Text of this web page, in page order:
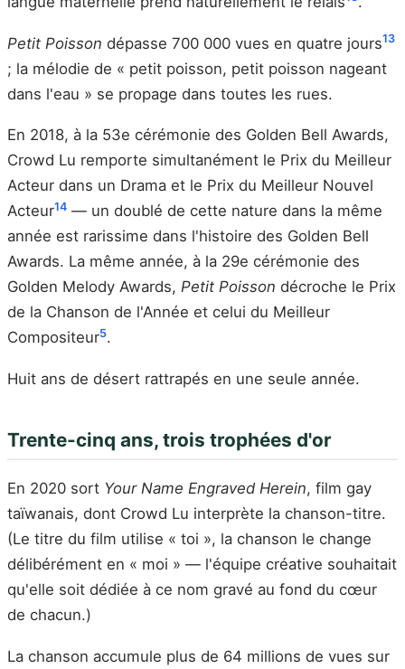
Petit Poisson dépasse 700 000 vues en quatre jours13
; la mélodie de « petit poisson, petit poisson nageant
dans l'eau » se propage dans toutes les rues.
En 2018, à la 53e cérémonie des Golden Bell Awards,
Crowd Lu remporte simultanément le Prix du Meilleur
Acteur dans un Drama et le Prix du Meilleur Nouvel
Acteur14 — un doublé de cette nature dans la même
année est rarissime dans l'histoire des Golden Bell
Awards. La même année, à la 29e cérémonie des
Golden Melody Awards, Petit Poisson décroche le Prix
de la Chanson de l'Année et celui du Meilleur
Compositeur5.
Huit ans de désert rattrapés en une seule année.
Trente-cinq ans, trois trophées d'or
En 2020 sort Your Name Engraved Herein, film gay
taïwanais, dont Crowd Lu interprète la chanson-titre.
(Le titre du film utilise « toi », la chanson le change
délibérément en « moi » — l'équipe créative souhaitait
qu'elle soit dédiée à ce nom gravé au fond du cœur
de chacun.)
La chanson accumule plus de 64 millions de vues sur